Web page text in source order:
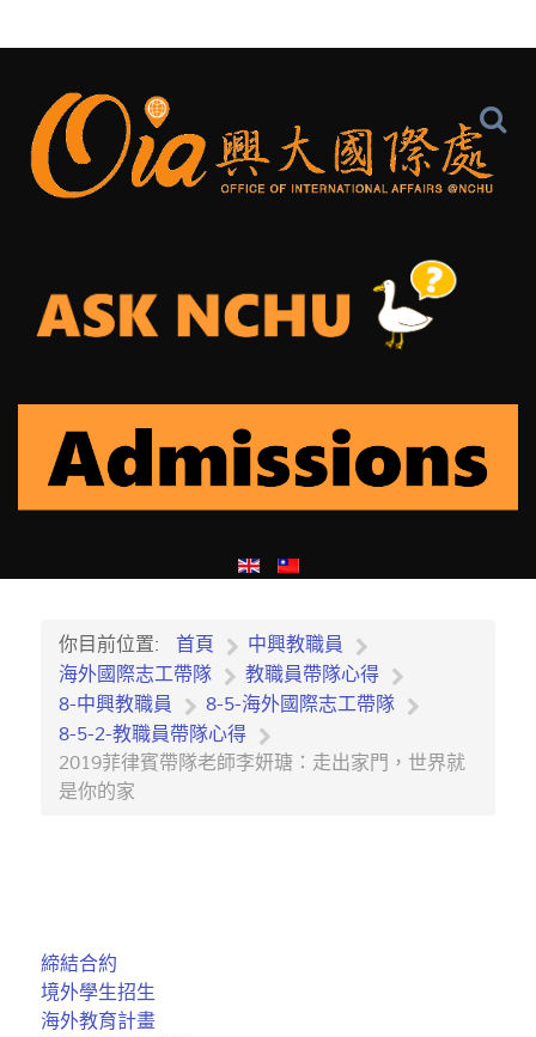
你目前位置: 首頁
中興教職員
海外國際志工帶隊
教職員帶隊心得
8-中興教職員
8-5-海外國際志工帶隊
8-5-2-教職員帶隊心得
2019菲律賓帶隊老師李妍瑭：走出家門，世界就
是你的家
締結合約
境外學生招生
海外教育計畫